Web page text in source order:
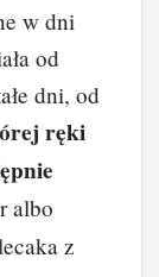
w dni
od
dni, od
ręki
albo
z